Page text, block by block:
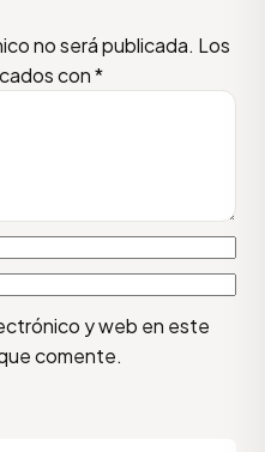
no será publicada. Los
con*
y web en este
comente.